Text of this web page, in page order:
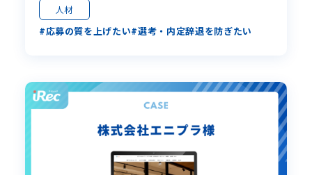
人材
応募の質を上げたい 選考・内定辞退を防ぎたい